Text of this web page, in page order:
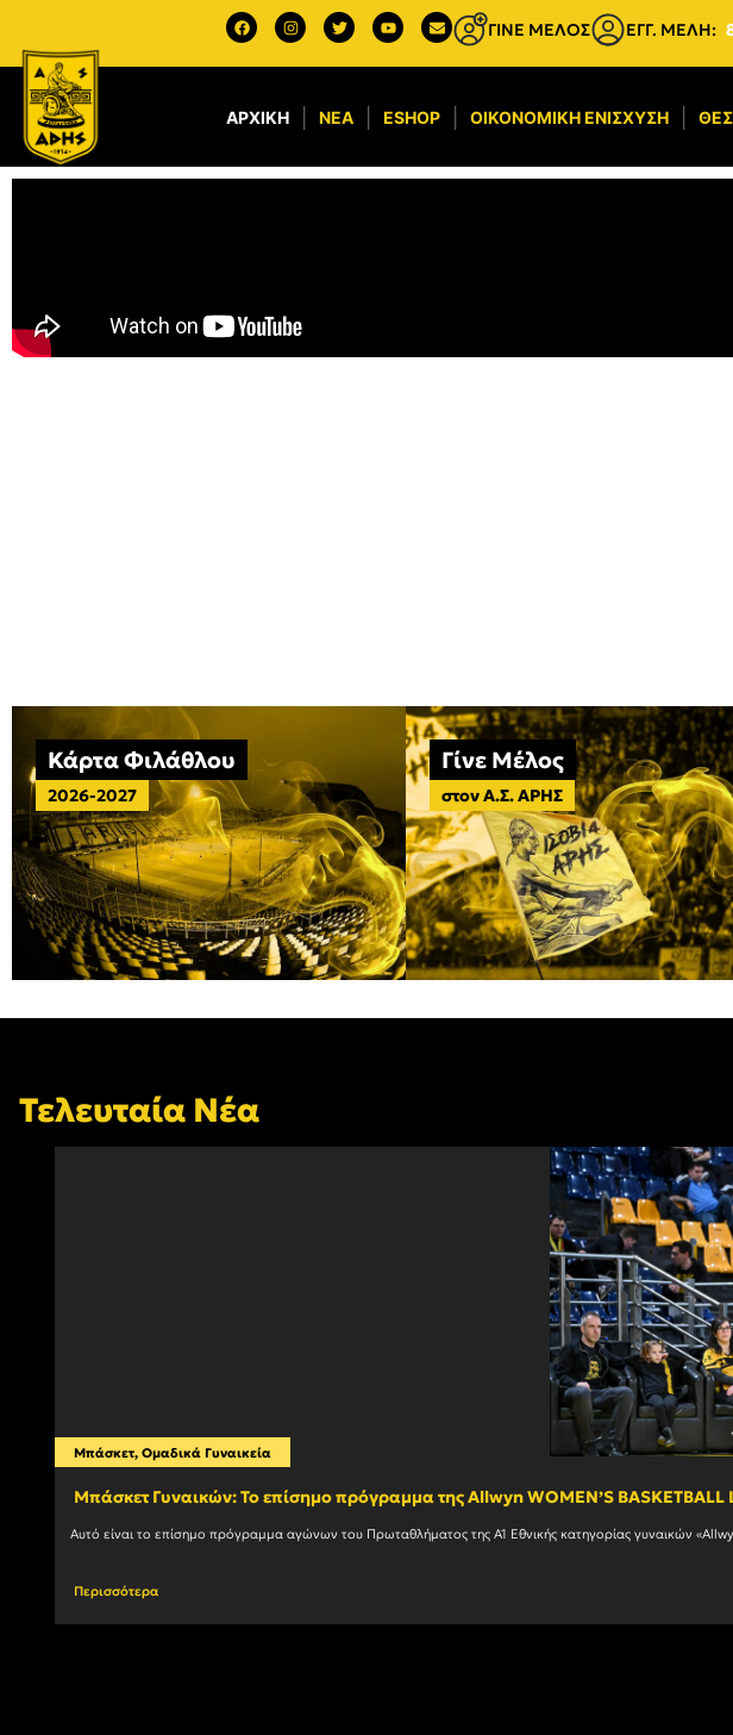
ΓΙΝΕ ΜΕΛΟΣ ΕΓΓ. ΜΕΛΗ:
ΑΡΧΙΚΉ ΝΈΑ ESHOP ΟΙΚΟΝΟΜΙΚΉ ΕΝΊΣΧΥΣΗ​
Κάρτα Φιλάθλου
2026-2027
Γίνε Μέλος
στον Α.Σ. ΑΡΗΣ
Τελευταία Νέα
Μπάσκετ, Ομαδικά Γυναικεία
Mπάσκετ Γυναικών: Το επίσημο πρόγραμμα της Allwyn WOMEN’S BASKETBALL
Περισσότερα